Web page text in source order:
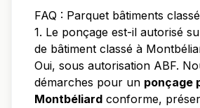
FAQ : Parquet bâtiments
1. Le ponçage est-il autorisé
de bâtiment classé à
Oui, sous autorisation ABF.
démarches pour un ponçage
Montbéliard conforme,